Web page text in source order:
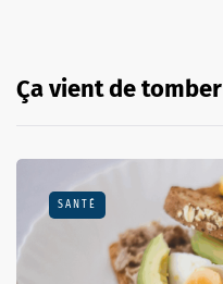
Ça vient de tomber
SANTÉ